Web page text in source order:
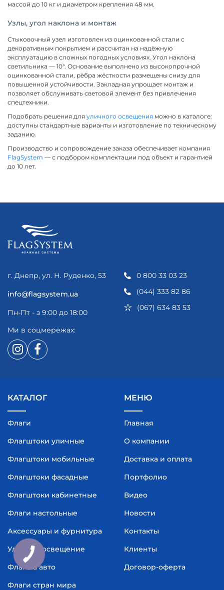
массой до 10 кг и диаметром крепления 48 мм.
Узлы, угол наклона и монтаж
Стыковочный узел изготовлен из оцинкованной стали с
декоративным покрытием и рассчитан на надёжную
эксплуатацию в сложных погодных условиях. Угол наклона
светильника — 10°. Основание выполнено из высокопрочной
оцинкованной стали, рёбра жёсткости размещены снизу для
повышенной устойчивости. Закладная упрощает монтаж и
позволяет обслуживать световой элемент без привлечения
спецтехники.
Подобрать решения для уличного освещения можно в каталоге:
доступны стандартные варианты и изготовление по техническому
заданию.
Производство и сопровождение заказа обеспечивает компания
FlagSystem — с подбором комплектации под объект и гарантией
до 10 лет.
г. Днепр, ул. Н. Руденко, 53
info@flagsystem.ua
Пн-Пт - з 9:00 до 18:00
0 800 33 03 23
(044) 333 82 86
(067) 634 83 53
Ми в соцмережах:
КАТАЛОГ
Флаги
Флагштоки уличные
Флагштоки мобильные
Флагштоки фасадные
Флагштоки кабинетные
Флаги настольные
Аксессуары и фурнитура
Уличное освещение
Флаг на авто
Флаги стран мира
МЕНЮ
Главная
О компании
Доставка и оплата
Портфолио
Видео
Новости
Контакты
Клиенты
Договор-оферта